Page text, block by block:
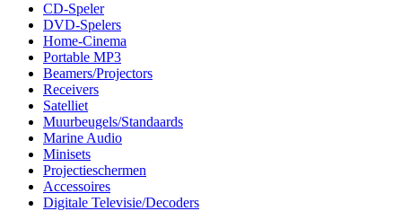
CD-Speler
DVD-Spelers
Home-Cinema
Portable MP3
Beamers/Projectors
Receivers
Satelliet
Muurbeugels/Standaards
Marine Audio
Minisets
Projectieschermen
Accessoires
Digitale Televisie/Decoders